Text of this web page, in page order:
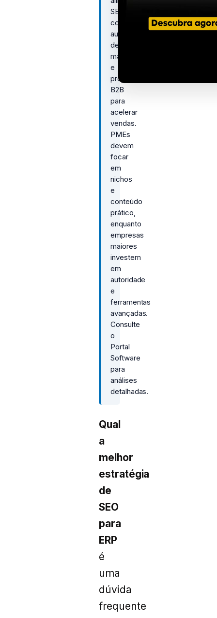
SEO
com
automação
de
marketing
e
prospecção
B2B
para
acelerar
vendas.
PMEs
devem
focar
em
nichos
e
conteúdo
prático,
enquanto
empresas
maiores
investem
em
autoridade
e
ferramentas
avançadas.
Consulte
o
Portal
Software
para
análises
detalhadas.
Qual
a
melhor
estratégia
de
SEO
para
ERP
é
uma
dúvida
frequente